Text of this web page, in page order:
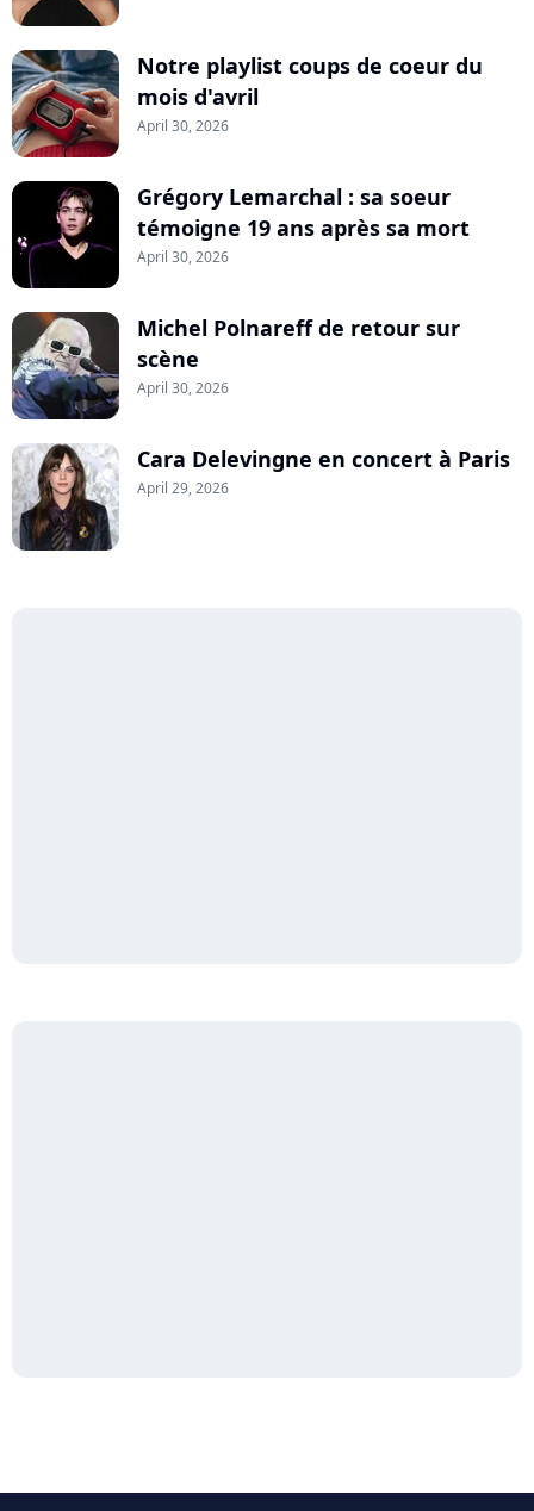
Notre playlist coups de coeur du
mois d'avril
April 30, 2026
Grégory Lemarchal : sa soeur
témoigne 19 ans après sa mort
April 30, 2026
Michel Polnareff de retour sur
scène
April 30, 2026
Cara Delevingne en concert à Paris
April 29, 2026